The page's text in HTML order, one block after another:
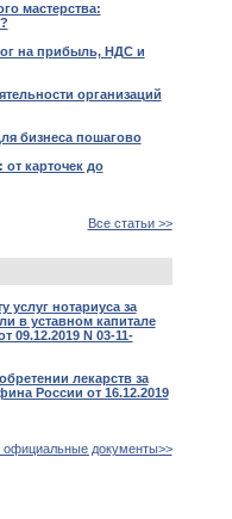
мастерства:
на прибыль, НДС и
организаций
бизнеса пошагово
карточек до
Все статьи >>
услуг нотариуса за
в уставном капитале
N 03-11-
лекарств за
России от 16.12.2019
официальные документы>>